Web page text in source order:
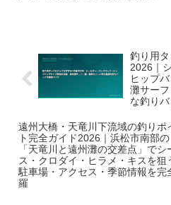
釣り用
2026｜
ヒップ
灘サー
な釣り
遠州大橋・天竜川下流域の釣りポ
ト完全ガイド2026｜浜松市南部の
「天竜川と遠州灘の交差点」でシ
ス・クロダイ・ヒラメ・キスを狙
駐車場・アクセス・季節情報を完
羅